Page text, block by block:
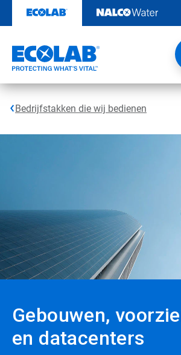
content
Bedrijfstakken die wij bedienen
Gebouwen,
en datacenters